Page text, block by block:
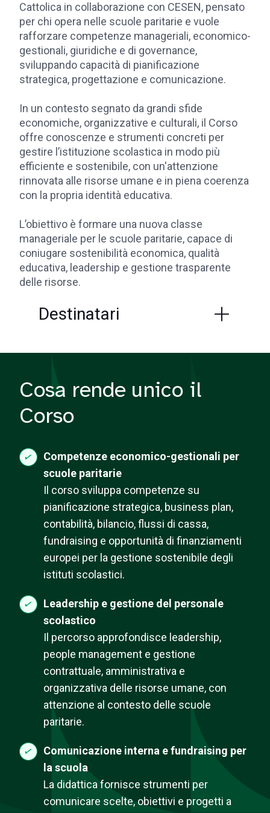
Cattolica in collaborazione con CESEN, pensato
per chi opera nelle scuole paritarie e vuole
rafforzare competenze manageriali, economico-
gestionali, giuridiche e di governance,
sviluppando capacità di pianificazione
strategica, progettazione e comunicazione.
In un contesto segnato da grandi sfide
economiche, organizzative e culturali, il Corso
offre conoscenze e strumenti concreti per
gestire l’istituzione scolastica in modo più
efficiente e sostenibile, con un'attenzione
rinnovata alle risorse umane e in piena coerenza
con la propria identità educativa.
L’obiettivo è formare una nuova classe
manageriale per le scuole paritarie, capace di
coniugare sostenibilità economica, qualità
educativa, leadership e gestione trasparente
delle risorse.
Destinatari
Cosa rende unico il
Corso
Competenze economico-gestionali per
scuole paritarie
Il corso sviluppa competenze su
pianificazione strategica, business plan,
contabilità, bilancio, flussi di cassa,
fundraising e opportunità di finanziamenti
europei per la gestione sostenibile degli
istituti scolastici.
Leadership e gestione del personale
scolastico
Il percorso approfondisce leadership,
people management e gestione
contrattuale, amministrativa e
organizzativa delle risorse umane, con
attenzione al contesto delle scuole
paritarie.
Comunicazione interna e fundraising per
la scuola
La didattica fornisce strumenti per
comunicare scelte, obiettivi e progetti a